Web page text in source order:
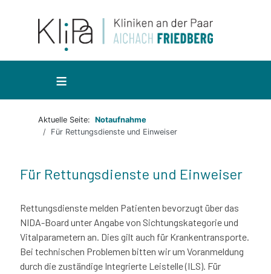
≡
Aktuelle Seite: Notaufnahme
Für Rettungsdienste und Einweiser
Für Rettungsdienste und Einweiser
Rettungsdienste melden Patienten bevorzugt über das
NIDA-Board unter Angabe von Sichtungskategorie und
Vitalparametern an. Dies gilt auch für Krankentransporte.
Bei technischen Problemen bitten wir um Voranmeldung
durch die zuständige Integrierte Leistelle (ILS). Für